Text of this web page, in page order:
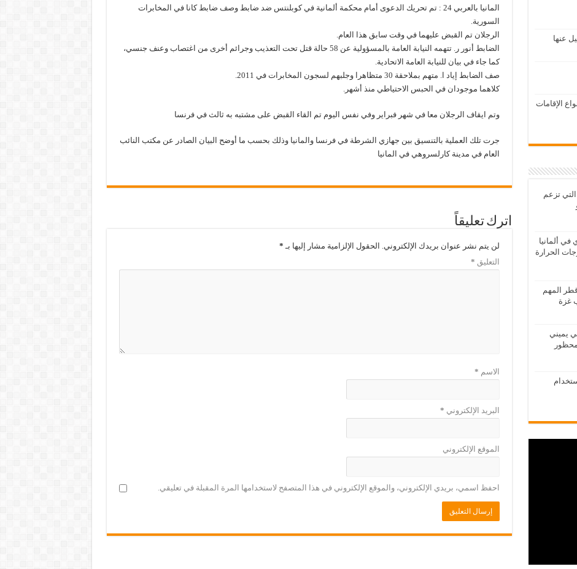
المانيا بالعربي 24 : تم تحريك الدعوى أمام محكمة ألمانية في كوبلنتس ضد ضابط وصف ضابط كانا في المخابرات
السورية.
الرجلان تم القبض عليهما في وقت سابق هذا العام.
الضابط أنور ر. تتهمه النيابة العامة بالمسؤولية عن 58 حالة قتل تحت التعذيب وجرائم أخرى من اغتصاب وعنف جنسي،
كما جاء في بيان للنيابة العامة الاتحادية.
صف الضابط إياد ا. متهم بملاحقة 30 متظاهرا وجلبهم لسجون المخابرات في 2011.
كلاهما موجودان في الحبس الاحتياطي منذ أشهر.
وتم ايقاف الرجلان معا في شهر فبراير وفي نفس اليوم تم القاء القبض على مشتبه به ثالث في فرنسا
جرت تلك العملية بالتنسيق بين جهازي الشرطة في فرنسا والمانيا وذلك بحسب ما أوضح البيان الصادر عن مكتب النائب
العام في مدينة كارلسروهي في المانيا
اترك تعليقاً
لن يتم نشر عنوان بريدك الإلكتروني. الحقول الإلزامية مشار إليها بـ *
التعليق *
الاسم *
البريد الإلكتروني *
الموقع الإلكتروني
احفظ اسمي، بريدي الإلكتروني، والموقع الإلكتروني في هذا المتصفح لاستخدامها المرة المقبلة في تعليقي.
الإقامات
التي تزعم
ألمانيا
الحرارة
قطر المهم
غزة
يميني